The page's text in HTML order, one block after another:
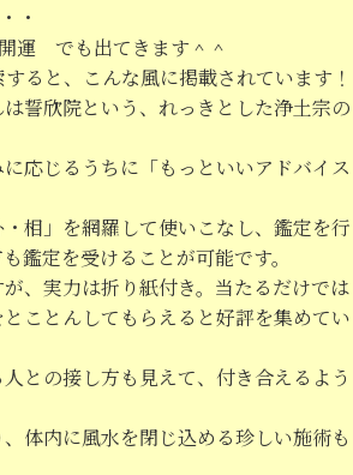
・
でも出てきます＾＾
ると、こんな風に掲載されています！
誓欣院という、れっきとした浄土宗の
応じるうちに「もっといいアドバイス
相」を網羅して使いこなし、鑑定を行
鑑定を受けることが可能です。
、実力は折り紙付き。当たるだけでは
ことんしてもらえると好評を集めてい
との接し方も見えて、付き合えるよう
体内に風水を閉じ込める珍しい施術も